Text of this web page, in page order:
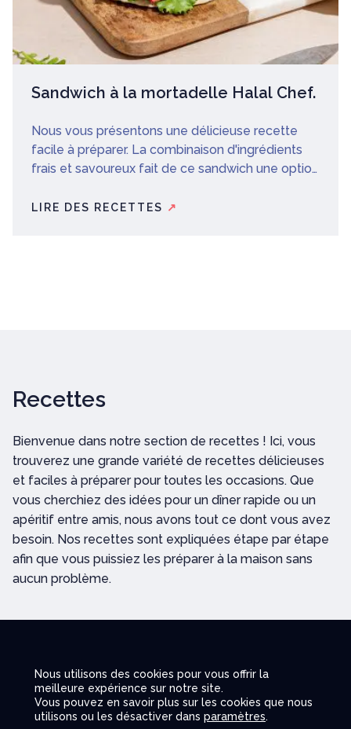
Sandwich à la mortadelle Halal Chef.
Nous vous présentons une délicieuse recette
facile à préparer. La combinaison d'ingrédients
frais et savoureux fait de ce sandwich une option
léger. N'hésitez pas à essayer cette délicieuse
LIRE DES RECETTES ↗
Recettes
Bienvenue dans notre section de recettes ! Ici, vous
trouverez une grande variété de recettes délicieuses
et faciles à préparer pour toutes les occasions. Que
vous cherchiez des idées pour un dîner rapide ou un
apéritif entre amis, nous avons tout ce dont vous avez
besoin. Nos recettes sont expliquées étape par étape
afin que vous puissiez les préparer à la maison sans
aucun problème.
Nous utilisons des cookies pour vous offrir la
meilleure expérience sur notre site.
Vous pouvez en savoir plus sur les cookies que nous
utilisons ou les désactiver dans paramètres.